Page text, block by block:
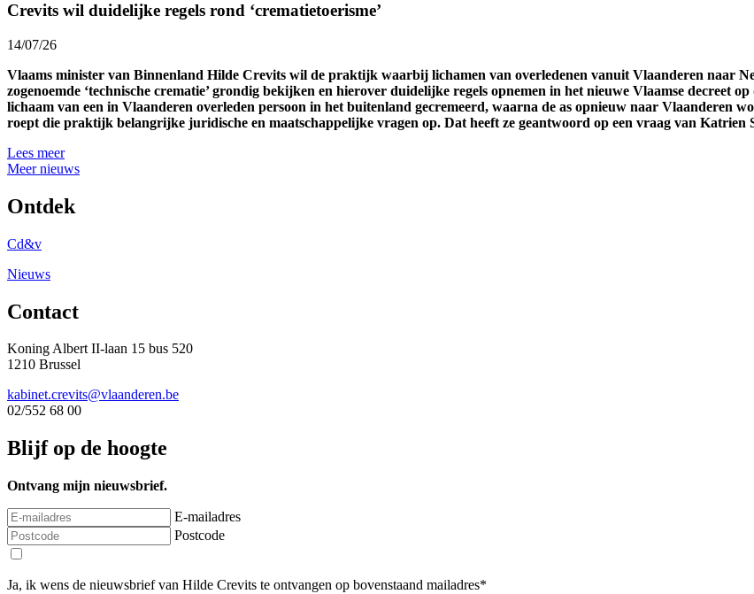
Crevits wil duidelijke regels rond ‘crematietoerisme’
14/07/26
Vlaams minister van Binnenland Hilde Crevits wil de praktijk waarbij lichamen van overledenen vanuit Vlaanderen naar
zogenoemde ‘technische crematie’ grondig bekijken en hierover duidelijke regels opnemen in het nieuwe Vlaamse decreet
lichaam van een in Vlaanderen overleden persoon in het buitenland gecremeerd, waarna de as opnieuw naar Vlaanderen
roept die praktijk belangrijke juridische en maatschappelijke vragen op. Dat heeft ze geantwoord op een vraag van Katrien
Lees meer
Meer nieuws
Ontdek
Cd&v
Nieuws
Contact
Koning Albert II-laan 15 bus 520
1210 Brussel
kabinet.crevits@vlaanderen.be
02/552 68 00
Blijf op de hoogte
Ontvang mijn nieuwsbrief.
E-mailadres
Postcode
Ja, ik wens de nieuwsbrief van Hilde Crevits te ontvangen op bovenstaand mailadres*